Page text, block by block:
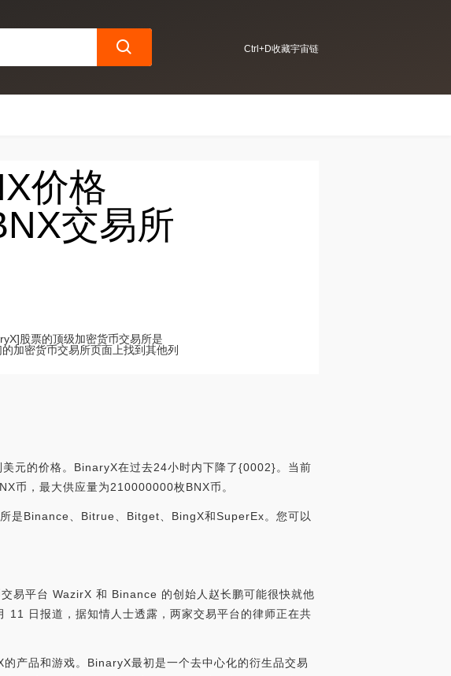
Ctrl+D收藏宇宙链
价格
交易所
股票的顶级加密货币交易所是
加密货币交易所页面上找到其他列
元的价格。BinaryX在过去24小时内下降了{0002}。当前
币，最大供应量为210000000枚BNX币。
是Binance、Bitrue、Bitget、BingX和SuperEx。您可以
易平台 WazirX 和 Binance 的创始人赵长鹏可能很快就他
日报道，据知情人士透露，两家交易平台的律师正在共
产品和游戏。BinaryX最初是一个去中心化的衍生品交易